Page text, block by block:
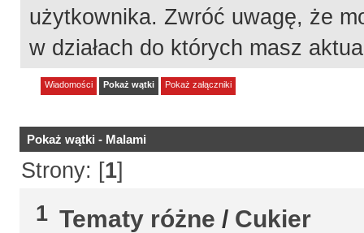
użytkownika. Zwróć uwagę, że
w działach do których masz
Wiadomości Pokaż wątki Pokaż załączniki
Pokaż wątki - Malami
Strony: [1]
1 Tematy różne / Cukier